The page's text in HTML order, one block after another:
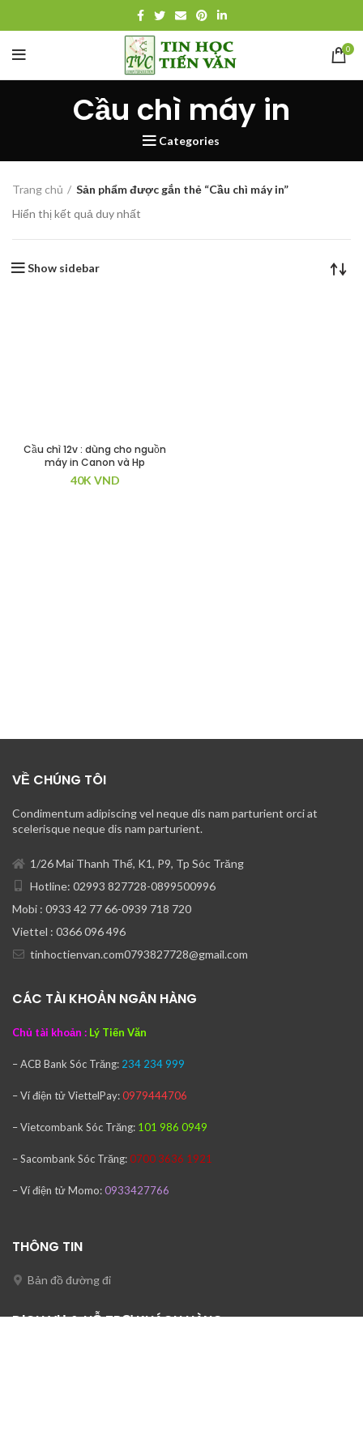
0
Cầu chì máy in
Categories
Trang chủ
Sản phẩm được gắn thẻ “Cầu chì máy in”
Hiển thị kết quả duy nhất
Show sidebar
Cầu chì 12v : dùng cho nguồn
máy in Canon và Hp
40K VND
VỀ CHÚNG TÔI
Condimentum adipiscing vel neque dis nam parturient orci at
scelerisque neque dis nam parturient.
1/26 Mai Thanh Thế, K1, P9, Tp Sóc Trăng
Hotline: 02993 827728-0899500996
Mobi : 0933 42 77 66-0939 718 720
Viettel : 0366 096 496
tinhoctienvan.com0793827728@gmail.com
CÁC TÀI KHOẢN NGÂN HÀNG
Chủ tài khoản : Lý Tiến Văn
– ACB Bank Sóc Trăng: 234 234 999
– Ví điện tử ViettelPay:0979444706
– Vietcombank Sóc Trăng: 101 986 0949
– Sacombank Sóc Trăng: 0700 3636 1921
– Ví điện tử Momo:0933427766
THÔNG TIN
Bản đồ đường đi
DỊCH VỤ & HỖ TRỢ KHÁCH HÀNG